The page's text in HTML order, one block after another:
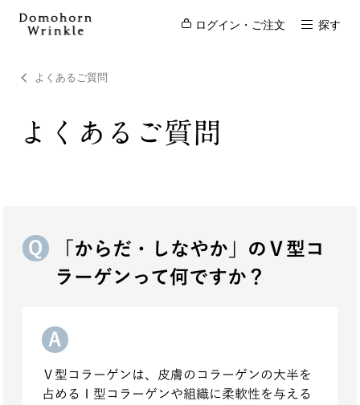
ログイン・ご注文 探す
よくあるご質問
よくあるご質問
「からだ・しなやか」のⅤ型コ
ラーゲンって何ですか？
Ⅴ型コラーゲンは、皮膚のコラーゲンの大半を
占めるⅠ型コラーゲンや組織に柔軟性を与える